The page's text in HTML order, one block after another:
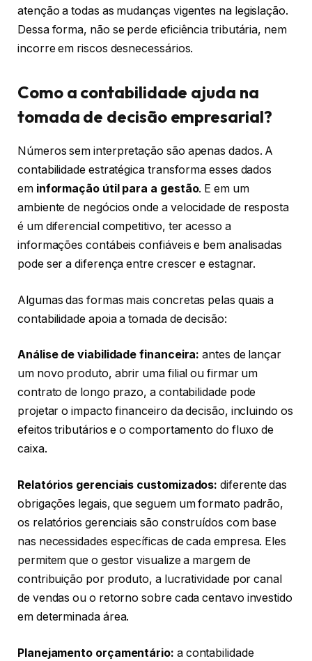
atenção a todas as mudanças vigentes na legislação.
Dessa forma, não se perde eficiência tributária, nem
incorre em riscos desnecessários.
Como a contabilidade ajuda na
tomada de decisão empresarial?
Números sem interpretação são apenas dados. A
contabilidade estratégica transforma esses dados
em informação útil para a gestão. E em um
ambiente de negócios onde a velocidade de resposta
é um diferencial competitivo, ter acesso a
informações contábeis confiáveis e bem analisadas
pode ser a diferença entre crescer e estagnar.
Algumas das formas mais concretas pelas quais a
contabilidade apoia a tomada de decisão:
Análise de viabilidade financeira: antes de lançar
um novo produto, abrir uma filial ou firmar um
contrato de longo prazo, a contabilidade pode
projetar o impacto financeiro da decisão, incluindo os
efeitos tributários e o comportamento do fluxo de
caixa.
Relatórios gerenciais customizados: diferente das
obrigações legais, que seguem um formato padrão,
os relatórios gerenciais são construídos com base
nas necessidades específicas de cada empresa. Eles
permitem que o gestor visualize a margem de
contribuição por produto, a lucratividade por canal
de vendas ou o retorno sobre cada centavo investido
em determinada área.
Planejamento orçamentário: a contabilidade